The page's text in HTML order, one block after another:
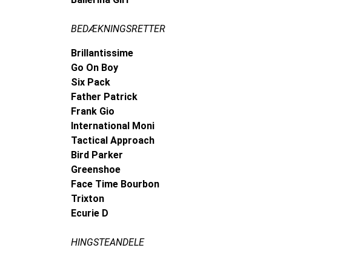
BEDÆKNINGSRETTER
Brillantissime
Go On Boy
Six Pack
Father Patrick
Frank Gio
International Moni
Tactical Approach
Bird Parker
Greenshoe
Face Time Bourbon
Trixton
Ecurie D
HINGSTEANDELE